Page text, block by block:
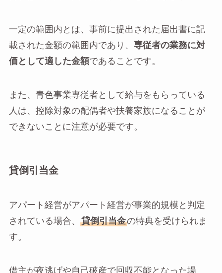
一定の範囲内とは、事前に提出された届出書に記
載された金額の範囲内であり、 専従者の業務に対
価として適した金額であることです。
また、青色事業専従者として給与をもらっている
人は、控除対象の配偶者や扶養家族になることが
できないことに注意が必要です。
貸倒引当金
アパート経営がアパート経営が事業的規模と判定
されている場合、
貸倒引当金の特典を受けられま
す。
借主が夜逃げや自己破産で回収不能となった場